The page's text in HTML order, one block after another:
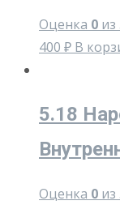
Оценка 0 из
400 ₽ В
5.18
Оценка 0 из